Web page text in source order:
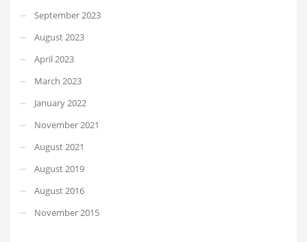
September 2023
August 2023
April 2023
March 2023
January 2022
November 2021
August 2021
August 2019
August 2016
November 2015